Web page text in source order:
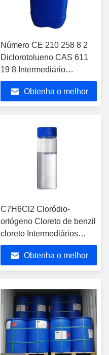
Número CE 210 258 8 2
Diclorotolueno CAS 611
19 8 Intermediário
Químico Industrial para
Síntese Orgânica e
Laboratório
Obtenha o melhor
C7H6Cl2 Cloródio-
ortógeno Cloreto de benzil
cloreto Intermediários
orgânicos
Obtenha o melhor